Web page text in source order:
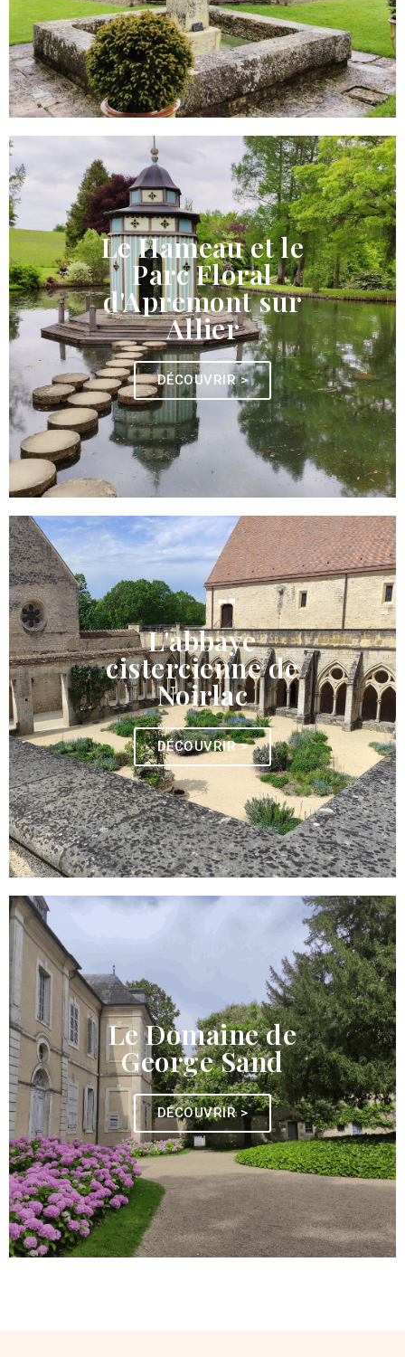
Le Hameau et le
Parc Floral
d'Apremont sur
Allier
DÉCOUVRIR >
L'abbaye
cistercienne de
Noirlac
DÉCOUVRIR >
Le Domaine de
George Sand
DÉCOUVRIR >